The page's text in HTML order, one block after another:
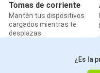
Tomas de corriente
Mantén tus dispositivos
cargados mientras te
desplazas
¿Es la